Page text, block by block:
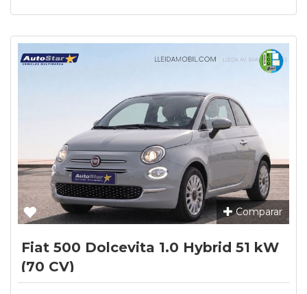
Comparar
Fiat 500 Dolcevita 1.0 Hybrid 51 kW
(70 CV)